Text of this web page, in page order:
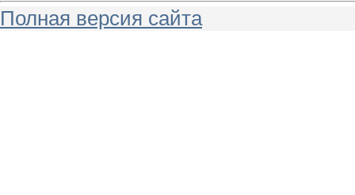
Полная версия сайта